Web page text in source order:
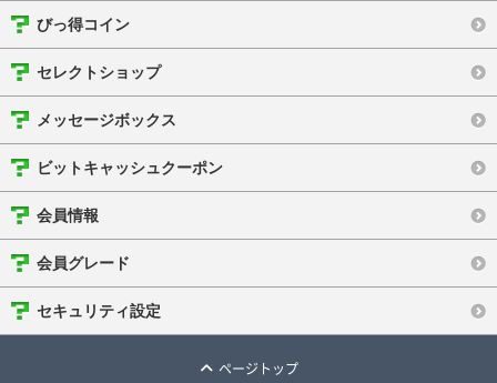
びっ得コイン
セレクトショップ
メッセージボックス
ビットキャッシュクーポン
会員情報
会員グレード
セキュリティ設定
ページトップ